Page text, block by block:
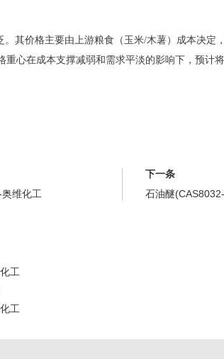
其价格主要由上游粮食（玉米/木薯）成本决定
心在成本支撑减弱和需求平淡的影响下，预计
维化工
下一条
石油醚
工
工